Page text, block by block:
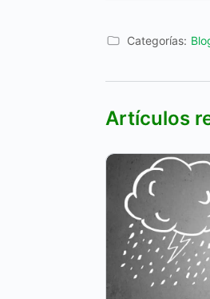
Categorías:
Artículos